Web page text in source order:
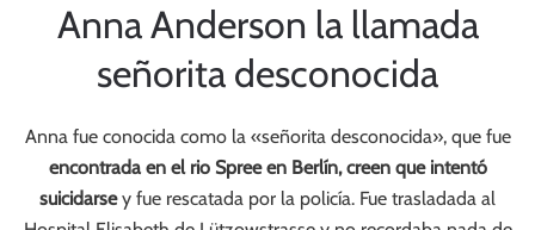
Anna Anderson la llamada
señorita desconocida
Anna fue conocida como la «señorita desconocida», que fue
encontrada en el rio Spree en Berlín, creen que intentó
suicidarsey fue rescatada por la policía. Fue trasladada al